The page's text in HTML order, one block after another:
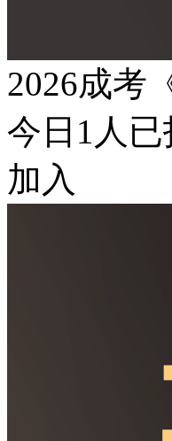
2026成考
今日 1 人
加入